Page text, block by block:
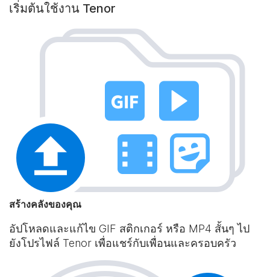
เริ่มต้นใช้งาน Tenor
สร้างคลังของคุณ
อัปโหลดและแก้ไข GIF สติกเกอร์ หรือ MP4 สั้นๆ ไป
ยังโปรไฟล์ Tenor เพื่อแชร์กับเพื่อนและครอบครัว